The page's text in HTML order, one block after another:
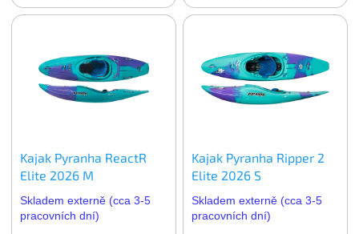
výbava Elite!
Vnitřní výbava Elite!
Kajak Pyranha ReactR
Elite 2026 M
Skladem externě (cca 3-5
pracovních dní)
Kajak Pyranha Ripper 2
Elite 2026 S
Skladem externě (cca 3-5
pracovních dní)